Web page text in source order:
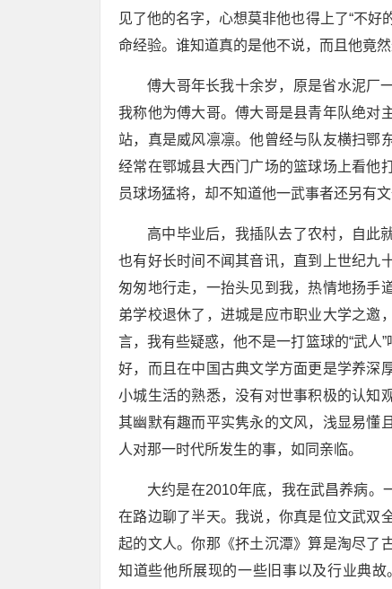
见了他的名字，心想莫非他也得上了“不
命经验。谁知道真的是他不说，而且他竟
傅大哥年长我十余岁，原是省水泥厂
我称他为傅大哥。傅大哥是县青年队绝对
站，真是威风凛凛。他曾经与队友横扫鄂
经常在鄂城县大西门广场的篮球场上看他
员球场猛将，却不知道他一武事者还另有文
高中毕业后，我插队去了农村，自此
也有好长时间不闻其音讯，直到上世纪九
匆匆地行走，一抬头见到我，热情地扬手
弟学校退休了，进城是应市职业大学之邀
言，我有些疑惑，他不是一打篮球的“武人
好，而且在中国古典文学方面更是学养深
小城生活的熟悉，没有对世事积极的认知
其幽默有趣而平实隽永的文风，浅显易懂
人对那一时代所发生的事，如同亲临。
大约是在2010年底，我在武昌养病。
在路边聊了半天。我说，你真是位文武双
起的文人。你那《抔土沉潭》算是淘尽了
知道些他所展现的一些旧事以及行业典